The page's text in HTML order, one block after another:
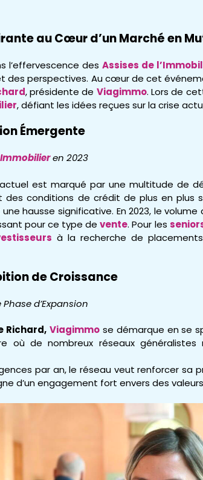
au Cœur d’un Marché en
l’effervescence des Assises de
des perspectives. Au cœur de cet
, présidente de Viagimmo. Lors de
, défiant les idées reçues sur la crise
Émergente
Immobilier en 2023
est marqué par une multitude de
des conditions de crédit de plus en plus
hausse significative. En 2023, le
pour ce type devente. Pour les
à la recherche de
de Croissance
d’Expansion
Richard, Viagimmo se démarque en se
où de nombreux réseaux
par an, le réseau veut renforcer
d’un engagement fort envers des